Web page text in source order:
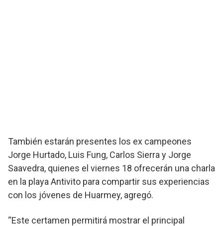
También estarán presentes los ex campeones
Jorge Hurtado, Luis Fung, Carlos Sierra y Jorge
Saavedra, quienes el viernes 18 ofrecerán una charla
en la playa Antivito para compartir sus experiencias
con los jóvenes de Huarmey, agregó.
“Este certamen permitirá mostrar el principal